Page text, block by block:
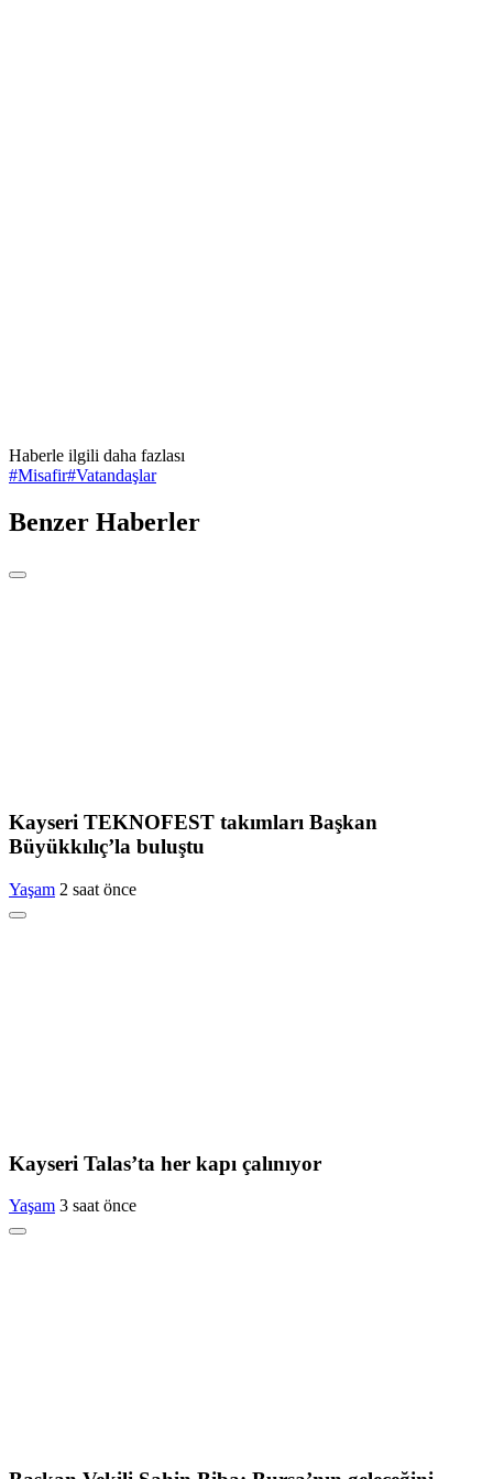
Haberle ilgili daha fazlası
#Misafir#Vatandaşlar
Benzer Haberler
Kayseri TEKNOFEST takımları Başkan
Büyükkılıç’la buluştu
Yaşam 2 saat önce
Kayseri Talas’ta her kapı çalınıyor
Yaşam 3 saat önce